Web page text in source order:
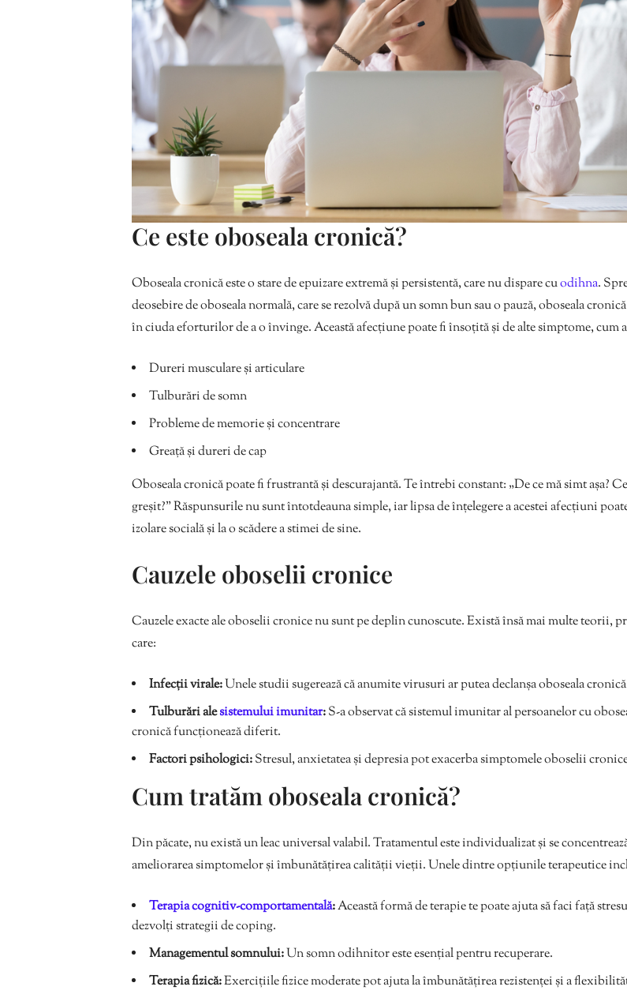
Ce este oboseala cronică?
Oboseala cronică este o stare de epuizare extremă și persistentă, care nu dispare cuodihna.
deosebire de oboseala normală, care se rezolvă după un somn bun sau o pauză, oboseala
în ciuda eforturilor de a o învinge. Această afecțiune poate fi însoțită și de alte simptome, cum
Dureri musculare și articulare
Tulburări de somn
Probleme de memorie și concentrare
Greață și dureri de cap
Oboseala cronică poate fi frustrantă și descurajantă. Te întrebi constant: „De ce mă simt așa?
greșit?” Răspunsurile nu sunt întotdeauna simple, iar lipsa de înțelegere a acestei afecțiuni
izolare socială și la o scădere a stimei de sine.
Cauzele oboselii cronice
Cauzele exacte ale oboselii cronice nu sunt pe deplin cunoscute. Există însă mai multe teorii,
care:
Infecții virale:Unele studii sugerează că anumite virusuri ar putea declanșa oboseala
Tulburări alesistemului imunitar:S-a observat că sistemul imunitar al persoanelor cu
cronică funcționează diferit.
Factori psihologici:Stresul, anxietatea și depresia pot exacerba simptomele oboselii
Cum tratăm oboseala cronică?
Din păcate, nu există un leac universal valabil. Tratamentul este individualizat și se
ameliorarea simptomelor și îmbunătățirea calității vieții. Unele dintre opțiunile terapeutice
Terapia cognitiv-comportamentală:Această formă de terapie te poate ajuta să faci față
dezvolți strategii de coping.
Managementul somnului:Un somn odihnitor este esențial pentru recuperare.
Terapia fizică:Exercițiile fizice moderate pot ajuta la îmbunătățirea rezistenței și a